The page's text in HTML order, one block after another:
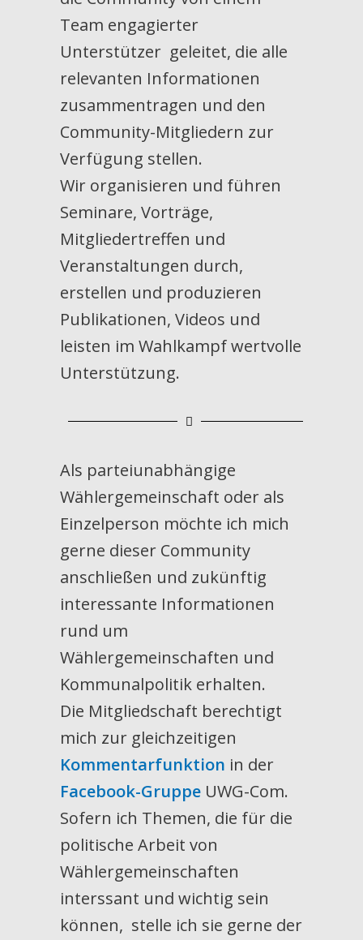
Team engagierter
Unterstützer geleitet, die alle
relevanten Informationen
zusammentragen und den
Community-Mitgliedern zur
Verfügung stellen.
Wir organisieren und führen
Seminare, Vorträge,
Mitgliedertreffen und
Veranstaltungen durch,
erstellen und produzieren
Publikationen, Videos und
leisten im Wahlkampf wertvolle
Unterstützung.
Als parteiunabhängige
Wählergemeinschaft oder als
Einzelperson möchte ich mich
gerne dieser Community
anschließen und zukünftig
interessante Informationen
rund um
Wählergemeinschaften und
Kommunalpolitik erhalten.
Die Mitgliedschaft berechtigt
mich zur gleichzeitigen
Kommentarfunktion in der
Facebook-GruppeUWG-Com.
Sofern ich Themen, die für die
politische Arbeit von
Wählergemeinschaften
interssant und wichtig sein
können, stelle ich sie gerne der